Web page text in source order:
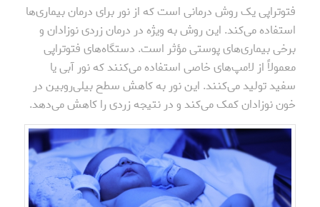
فتوتراپی یک روش درمانی است که از نور برای درمان بیماری‌ها
استفاده می‌کند. این روش به ویژه در درمان زردی نوزادان و
برخی بیماری‌های پوستی مؤثر است. دستگاه‌های فتوتراپی
معمولاً از لامپ‌های خاصی استفاده می‌کنند که نور آبی یا
سفید تولید می‌کنند. این نور به کاهش سطح بیلی‌روبین در
خون نوزادان کمک می‌کند و در نتیجه زردی را کاهش می‌دهد.